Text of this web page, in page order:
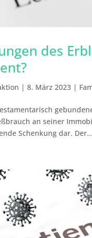
des
| 8. März 2023|
an seiner
Schenkung dar. Der...